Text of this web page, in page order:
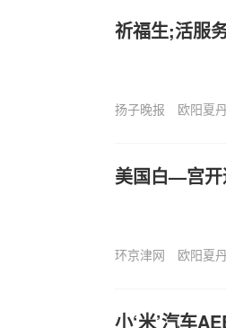
祈福生;活服
扬子晚报 欧阳夏
美国白—宫开
环京津网 欧阳夏
小‘米’汽车